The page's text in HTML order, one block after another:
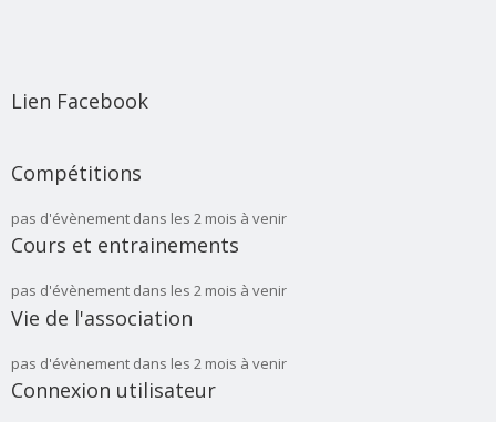
Lien Facebook
Compétitions
pas d'évènement dans les 2 mois à venir
Cours et entrainements
pas d'évènement dans les 2 mois à venir
Vie de l'association
pas d'évènement dans les 2 mois à venir
Connexion utilisateur